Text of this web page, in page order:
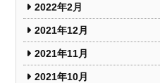
2022年2月
2021年12月
2021年11月
2021年10月